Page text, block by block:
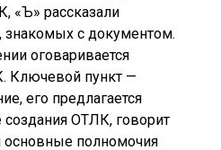
«Ъ» рассказали
знакомых с документом.
оговаривается
Ключевой пункт —
его предлагается
создания ОТЛК, говорит
полномочия